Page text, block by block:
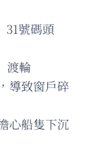
31號碼頭
渡輪
導致窗戶碎
心船隻下沉